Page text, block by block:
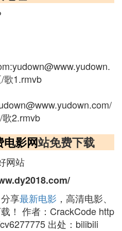
yudown@www.yudown.
歌1.rmvb
/
2.rmvb
电影网站免费下载
网站
享最新电影 ，高清电影、
！ 作者：CrackCode http
出处：bilibili